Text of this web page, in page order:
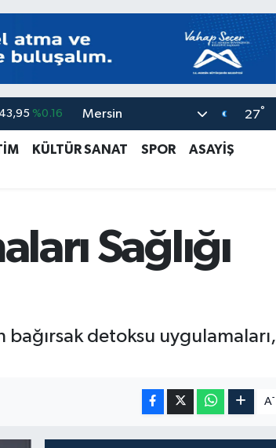
47,6704 %0
%-0.08
%0.16
Mersin 27°
KÜLTÜR SANAT SPOR
ASAYİŞ
Sağlığı
bağırsak detoksu uygulamaları,
A-